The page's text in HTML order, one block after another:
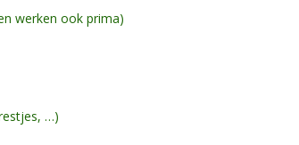
werken ook prima)
…)